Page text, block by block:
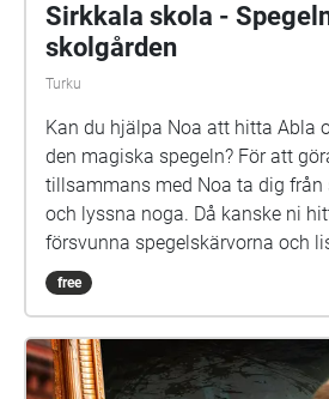
spännande stund på din skolgård!
Sirkkala skola -
skolgården
Turku
Kan du hjälpa Noa att hitta Abla
den magiska spegeln? För att
tillsammans med Noa ta dig från
och lyssna noga. Då kanske ni
försvunna spegelskärvorna och
göras med dem. Det kan hända att fler försvunna
barn dyker upp i skärvorna. På
här skolan för länge sen. Hon är
sig att lyssna på henne. Siri och
free